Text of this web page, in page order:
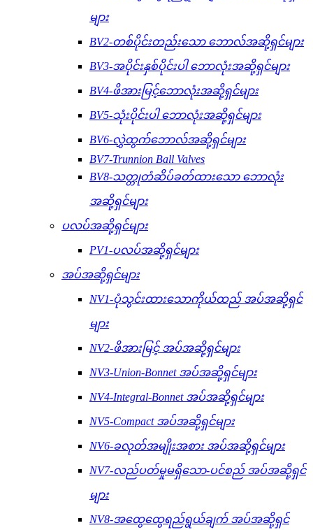
များ
BV2-တစ်ပိုင်းတည်းသော ဘောလ်အဆို့ရှင်များ
BV3-အပိုင်းနှစ်ပိုင်းပါ ဘောလုံးအဆို့ရှင်များ
BV4-ဖိအားမြင့်ဘောလုံးအဆို့ရှင်များ
BV5-သုံးပိုင်းပါ ဘောလုံးအဆို့ရှင်များ
BV6-လွှဲထွက်ဘောလ်အဆို့ရှင်များ
BV7-Trunnion Ball Valves
BV8-သတ္တုတံဆိပ်ခတ်ထားသော ဘောလုံး
အဆို့ရှင်များ
ပလပ်အဆို့ရှင်များ
PV1-ပလပ်အဆို့ရှင်များ
အပ်အဆို့ရှင်များ
NV1-ပုံသွင်းထားသောကိုယ်ထည် အပ်အဆို့ရှင်
များ
NV2-ဖိအားမြင့် အပ်အဆို့ရှင်များ
NV3-Union-Bonnet အပ်အဆို့ရှင်များ
NV4-Integral-Bonnet အပ်အဆို့ရှင်များ
NV5-Compact အပ်အဆို့ရှင်များ
NV6-ခလုတ်အမျိုးအစား အပ်အဆို့ရှင်များ
NV7-လည်ပတ်မှုမရှိသော-ပင်စည် အပ်အဆို့ရှင်
များ
NV8-အထွေထွေရည်ရွယ်ချက် အပ်အဆို့ရှင်